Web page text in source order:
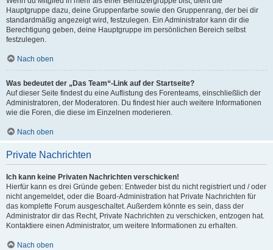
Hauptgruppe dazu, deine Gruppenfarbe sowie den Gruppenrang, der bei dir
standardmäßig angezeigt wird, festzulegen. Ein Administrator kann dir die
Berechtigung geben, deine Hauptgruppe im persönlichen Bereich selbst
festzulegen.
Nach oben
Was bedeutet der „Das Team“-Link auf der Startseite?
Auf dieser Seite findest du eine Auflistung des Forenteams, einschließlich der
Administratoren, der Moderatoren. Du findest hier auch weitere Informationen
wie die Foren, die diese im Einzelnen moderieren.
Nach oben
Private Nachrichten
Ich kann keine Privaten Nachrichten verschicken!
Hierfür kann es drei Gründe geben: Entweder bist du nicht registriert und / oder
nicht angemeldet, oder die Board-Administration hat Private Nachrichten für
das komplette Forum ausgeschaltet. Außerdem könnte es sein, dass der
Administrator dir das Recht, Private Nachrichten zu verschicken, entzogen hat.
Kontaktiere einen Administrator, um weitere Informationen zu erhalten.
Nach oben